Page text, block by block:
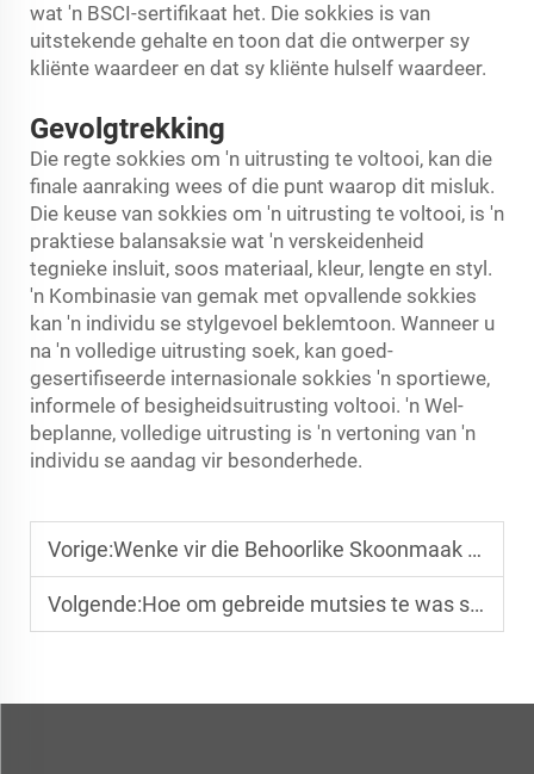
wat 'n BSCI-sertifikaat het. Die sokkies is van
uitstekende gehalte en toon dat die ontwerper sy
kliënte waardeer en dat sy kliënte hulself waardeer.
Gevolgtrekking
Die regte sokkies om 'n uitrusting te voltooi, kan die
finale aanraking wees of die punt waarop dit misluk.
Die keuse van sokkies om 'n uitrusting te voltooi, is 'n
praktiese balansaksie wat 'n verskeidenheid
tegnieke insluit, soos materiaal, kleur, lengte en styl.
'n Kombinasie van gemak met opvallende sokkies
kan 'n individu se stylgevoel beklemtoon. Wanneer u
na 'n volledige uitrusting soek, kan goed-
gesertifiseerde internasionale sokkies 'n sportiewe,
informele of besigheidsuitrusting voltooi. 'n Wel-
beplanne, volledige uitrusting is 'n vertoning van 'n
individu se aandag vir besonderhede.
Vorige:Wenke vir die Behoorlike Skoonmaak van U Sokkerhoed
Volgende:Hoe om gebreide mutsies te was sonder om te krimp?